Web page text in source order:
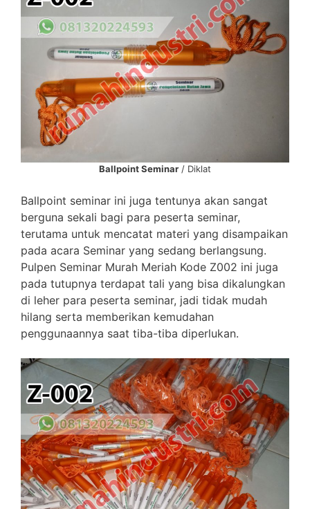
Ballpoint Seminar / Diklat
Ballpoint seminar ini juga tentunya akan sangat
berguna sekali bagi para peserta seminar,
terutama untuk mencatat materi yang disampaikan
pada acara Seminar yang sedang berlangsung.
Pulpen Seminar Murah Meriah Kode Z002 ini juga
pada tutupnya terdapat tali yang bisa dikalungkan
di leher para peserta seminar, jadi tidak mudah
hilang serta memberikan kemudahan
penggunaannya saat tiba-tiba diperlukan.